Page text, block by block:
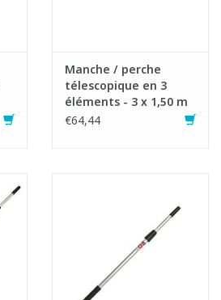
Manche / perche
télescopique en 3
éléments - 3 x 1,50 m
€64,44